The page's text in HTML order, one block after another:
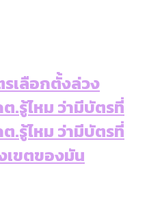
เลือกตั้งล่วง
.รู้ไหม ว่ามีบัตรที่
.รู้ไหม ว่ามีบัตรที่
เขตของมัน